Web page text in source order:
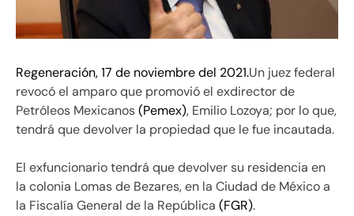
Regeneración, 17 de noviembre del 2021.Un juez federal
revocó el amparo que promovió el exdirector de
Petróleos Mexicanos(Pemex), Emilio Lozoya; por lo que,
tendrá que devolver la propiedad que le fue incautada.
El exfuncionario tendrá que devolver su residencia en
la colonia Lomas de Bezares, en la Ciudad de México a
la Fiscalía General de la República (FGR).